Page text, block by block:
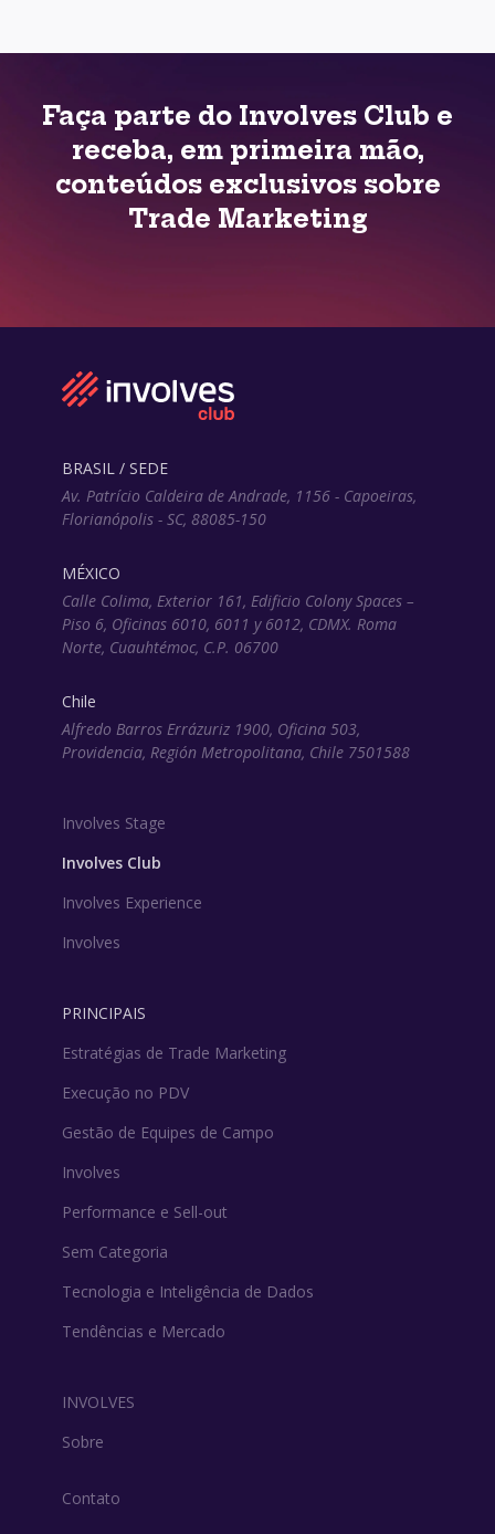
Faça parte do Involves Club e
receba, em primeira mão,
conteúdos exclusivos sobre
Trade Marketing
BRASIL / SEDE
Av. Patrício Caldeira de Andrade, 1156 - Capoeiras,
Florianópolis - SC, 88085-150
MÉXICO
Calle Colima, Exterior 161, Edificio Colony Spaces –
Piso 6, Oficinas 6010, 6011 y 6012, CDMX. Roma
Norte, Cuauhtémoc, C.P. 06700
Chile
Alfredo Barros Errázuriz 1900, Oficina 503,
Providencia, Región Metropolitana, Chile 7501588
Involves Stage
Involves Club
Involves Experience
Involves
PRINCIPAIS
Estratégias de Trade Marketing
Execução no PDV
Gestão de Equipes de Campo
Involves
Performance e Sell-out
Sem Categoria
Tecnologia e Inteligência de Dados
Tendências e Mercado
INVOLVES
Sobre
Contato